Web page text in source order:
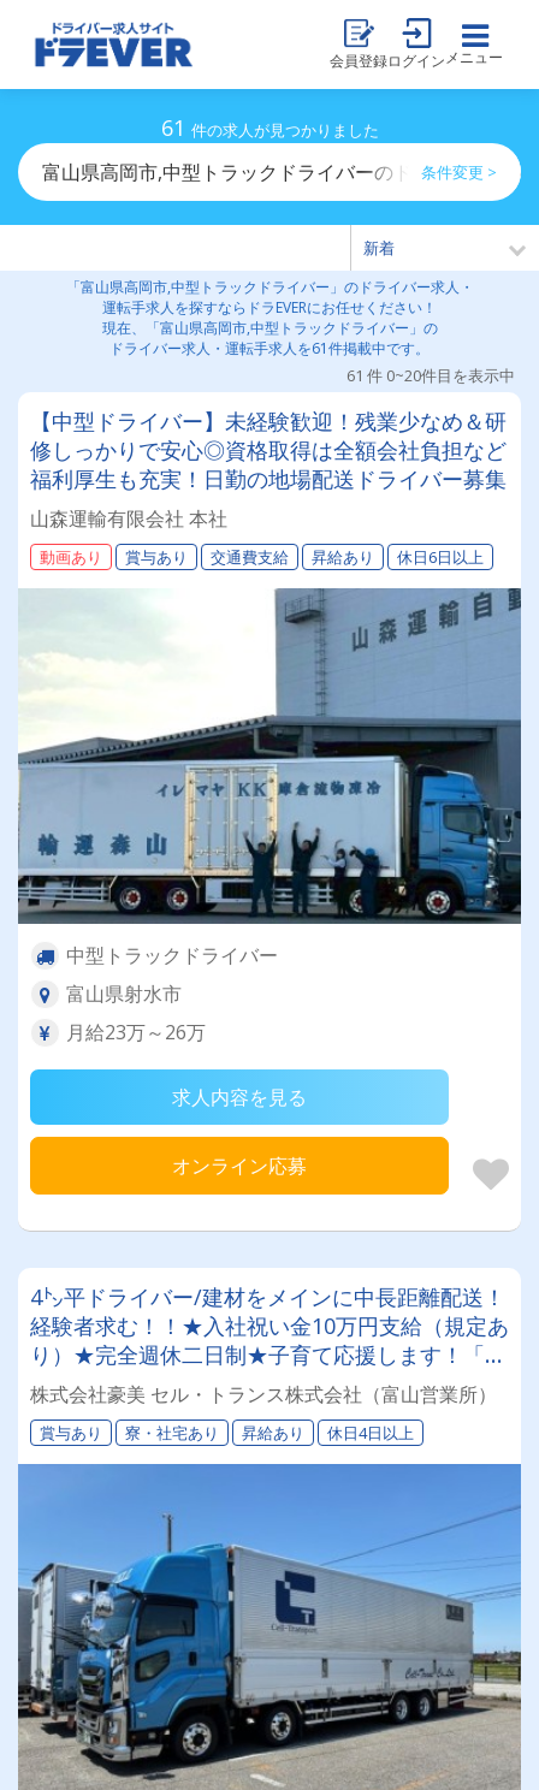
会員登録ログイン メニュー
61 件の求人が見つかりました
富山県高岡市,中型トラックドライバーのドライバー求人
条件変更 >
「富山県高岡市,中型トラックドライバー」のドライバー求人・
運転手求人を探すならドラEVERにお任せください！
現在、「富山県高岡市,中型トラックドライバー」の
ドライバー求人・運転手求人を61件掲載中です。
61 件 0~20件目を表示中
【中型ドライバー】未経験歓迎！残業少なめ＆研
修しっかりで安心◎資格取得は全額会社負担など
福利厚生も充実！日勤の地場配送ドライバー募集
山森運輸有限会社 本社
動画あり 賞与あり 交通費支給 昇給あり 休日6日以上
中型トラックドライバー
富山県射水市
月給23万～26万
求人内容を見る
オンライン応募
4㌧平ドライバー/建材をメインに中長距離配送！
経験者求む！！★入社祝い金10万円支給（規定あ
り）★完全週休二日制★子育て応援します！「家
族手当」を手厚く支給～！
株式会社豪美 セル・トランス株式会社（富山営業所）
賞与あり 寮・社宅あり 昇給あり 休日4日以上